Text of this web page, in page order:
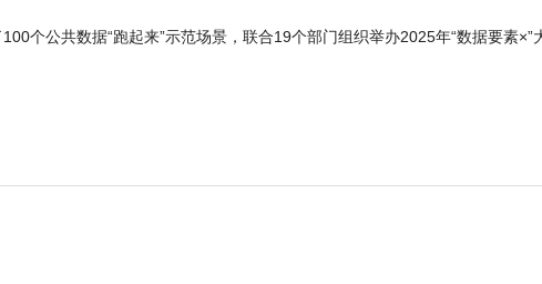
个公共数据“跑起来”示范场景，联合19个部门组织举办2025年“数据要素×”